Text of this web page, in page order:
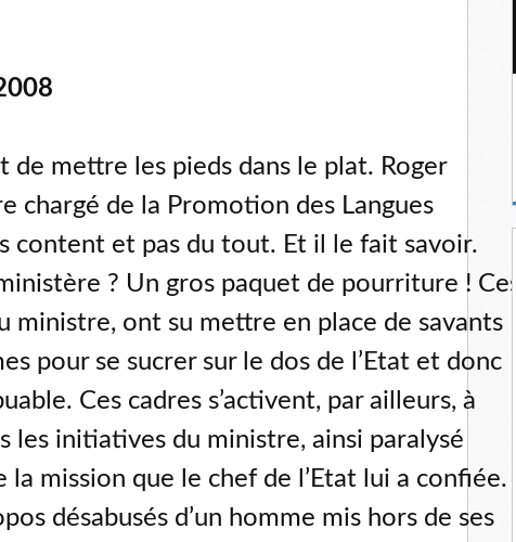
de mettre les pieds dans le plat. Roger
chargé de la Promotion des Langues
content et pas du tout. Et il le fait savoir.
? Un gros paquet de pourriture ! Ces
ministre, ont su mettre en place de savants
pour se sucrer sur le dos de l’Etat et donc
Ces cadres s’activent, par ailleurs, à
les initiatives du ministre, ainsi paralysé
la mission que le chef de l’Etat lui a confiée.
désabusés d’un homme mis hors de ses